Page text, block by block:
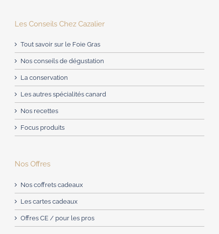
Les Conseils Chez Cazalier
Tout savoir sur le Foie Gras
Nos conseils de dégustation
La conservation
Les autres spécialités canard
Nos recettes
Focus produits
Nos Offres
Nos coffrets cadeaux
Les cartes cadeaux
Offres CE / pour les pros